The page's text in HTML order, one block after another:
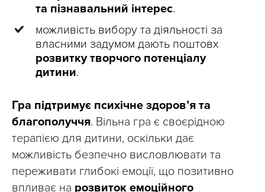
та пізнавальний інтерес.
можливість вибору та діяльності за
власними задумом дають поштовх
розвитку творчого потенціалу
дитини.
Гра підтримує психічне здоров’я та
благополуччя. Вільна гра є своєрідною
терапією для дитини, оскільки дає
можливість безпечно висловлювати та
переживати глибокі емоції, що позитивно
впливає на розвиток емоційного